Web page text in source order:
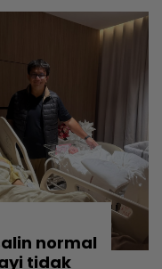
normal
tidak